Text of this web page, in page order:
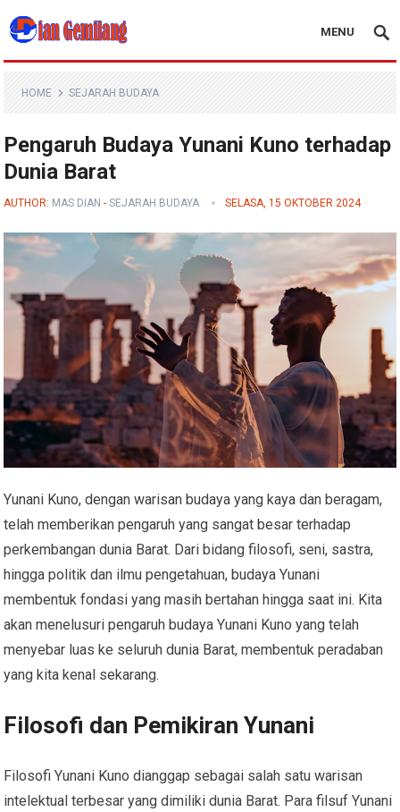
Blog Dian Gemilang
MENU
HOME SEJARAH BUDAYA
Pengaruh Budaya Yunani Kuno terhadap
Dunia Barat
AUTHOR: MAS DIAN -SEJARAH BUDAYA SELASA, 15 OKTOBER 2024
Yunani Kuno, dengan warisan budaya yang kaya dan beragam,
telah memberikan pengaruh yang sangat besar terhadap
perkembangan dunia Barat. Dari bidang filosofi, seni, sastra,
hingga politik dan ilmu pengetahuan, budaya Yunani
membentuk fondasi yang masih bertahan hingga saat ini. Kita
akan menelusuri pengaruh budaya Yunani Kuno yang telah
menyebar luas ke seluruh dunia Barat, membentuk peradaban
yang kita kenal sekarang.
Filosofi dan Pemikiran Yunani
Filosofi Yunani Kuno dianggap sebagai salah satu warisan
intelektual terbesar yang dimiliki dunia Barat. Para filsuf Yunani